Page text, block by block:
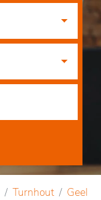
Turnhout
Geel